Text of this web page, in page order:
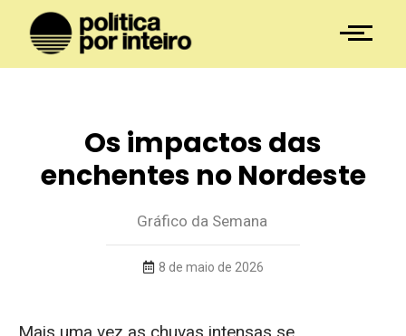
Os impactos das
enchentes no Nordeste
Gráfico da Semana
8 de maio de 2026
Mais uma vez as chuvas intensas se